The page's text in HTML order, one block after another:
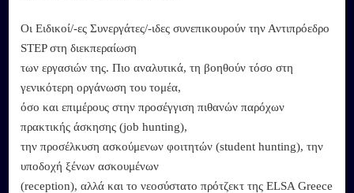
Οι Ειδικοί/-ες Συνεργάτες/-ιδες συνεπικουρούν την Αντιπρόεδρο
STEP στη διεκπεραίωση
των εργασιών της. Πιο αναλυτικά, τη βοηθούν τόσο στη
γενικότερη οργάνωση του τομέα,
όσο και επιμέρους στην προσέγγιση πιθανών παρόχων
πρακτικής άσκησης (job hunting),
την προσέλκυση ασκούμενων φοιτητών (student hunting), την
υποδοχή ξένων ασκουμένων
(reception), αλλά και το νεοσύστατο πρότζεκτ της ELSA Greece